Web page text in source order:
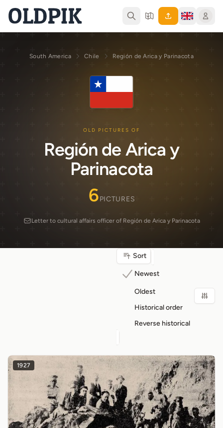
South America Chile Región de Arica y Parinacota
OLD PICTURES OF
Región de Arica y
Parinacota
6PICTURES
Letter to cultural affairs officer of Región de Arica y Parinacota
Sort
Newest
Oldest
Historical order
Reverse historical
1927